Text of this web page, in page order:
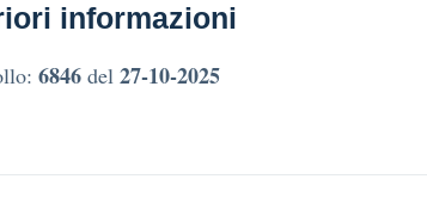
informazioni
6846 del 27-10-2025